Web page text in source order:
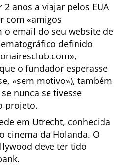
2 anos a viajar pelos EUA
com
amigos
o email do seu website de
definido
,
o fundador esperasse
sem motivo ), também
nunca se tivesse
projeto.
em Utrecht, conhecida
cinema da Holanda. O
deve ter tido